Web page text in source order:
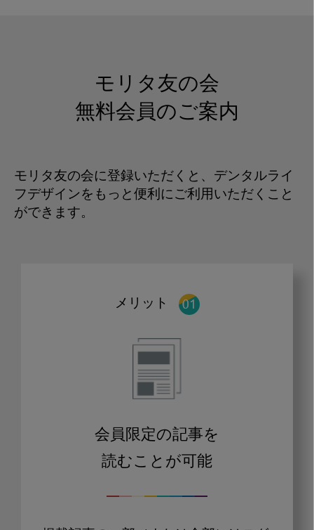
モリタ友の会
無料会員のご案内
モリタ友の会に登録いただくと、デンタルライ
フデザインをもっと便利にご利用いただくこと
ができます。
メリット
会員限定の記事を
読むことが可能